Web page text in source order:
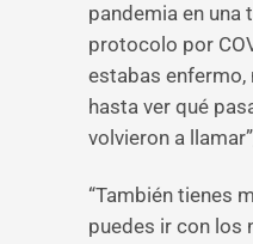
pandemia en una
protocolo por
estabas enfermo,
hasta ver qué
volvieron a
“También tienes
puedes ir con los